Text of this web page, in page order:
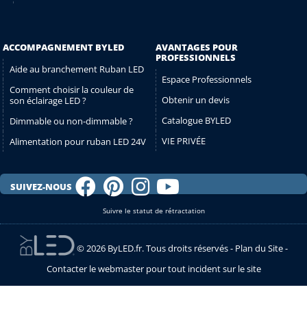
ACCOMPAGNEMENT BYLED
Aide au branchement Ruban LED
Comment choisir la couleur de
son éclairage LED ?
Dimmable ou non-dimmable ?
Alimentation pour ruban LED 24V
AVANTAGES POUR
PROFESSIONNELS
Espace Professionnels
Obtenir un devis
Catalogue BYLED
VIE PRIVÉE
SUIVEZ-NOUS
Suivre le statut de rétractation
© 2026 ByLED.fr. Tous droits réservés - Plan du Site-
Contacter le webmaster pour tout incident sur le site